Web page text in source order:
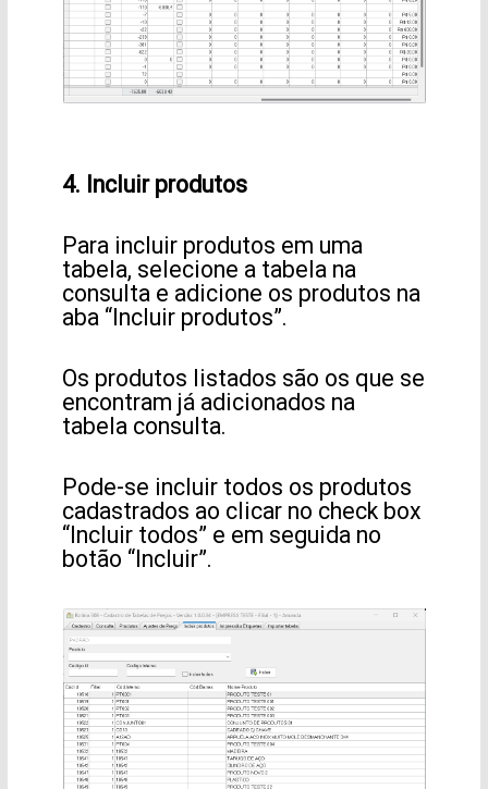
4. Incluir produtos
Para incluir produtos em uma
tabela, selecione a tabela na
consulta e adicione os produtos na
aba “Incluir produtos”.
Os produtos listados são os que se
encontram já adicionados na
tabela consulta.
Pode-se incluir todos os produtos
cadastrados ao clicar no check box
“Incluir todos” e em seguida no
botão “Incluir”.